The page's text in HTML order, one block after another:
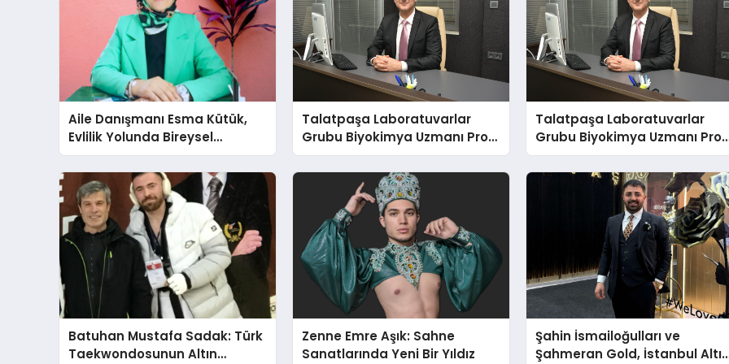
Aile Danışmanı Esma Kütük,
Evlilik Yolunda Bireysel
Farkındalığın ve Sınırların
Gücünü Anlatıyor
Talatpaşa Laboratuvarlar
Grubu Biyokimya Uzmanı Prof.
Dr. Ahmet Var
Talatpaşa Laboratuvarlar
Grubu Biyokimya Uzmanı
Dr. Ahmet Var
Batuhan Mustafa Sadak: Türk
Taekwondosunun Altın
Zenne Emre Aşık: Sahne
Sanatlarında Yeni Bir Yıldız
Şahin İsmailoğulları ve
Şahmeran Gold, İstanbul